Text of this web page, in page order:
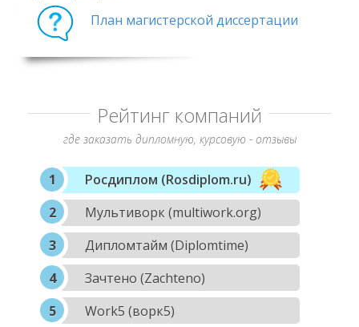
План магистерской диссертации
Рейтинг компаний
где заказать дипломную, курсовую - отзывы
Росдиплом (Rosdiplom.ru)
Мультиворк (multiwork.org)
Дипломтайм (Diplomtime)
Зачтено (Zachteno)
Work5 (ворк5)